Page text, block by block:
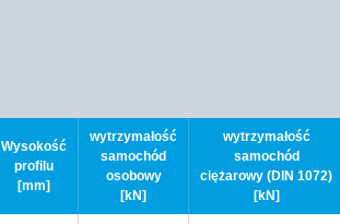
Wysokość
profilu
[mm]
wytrzymałość
samochód
osobowy
[kN]
wytrzymałość
samochód
ciężarowy (DIN 1072)
[kN]